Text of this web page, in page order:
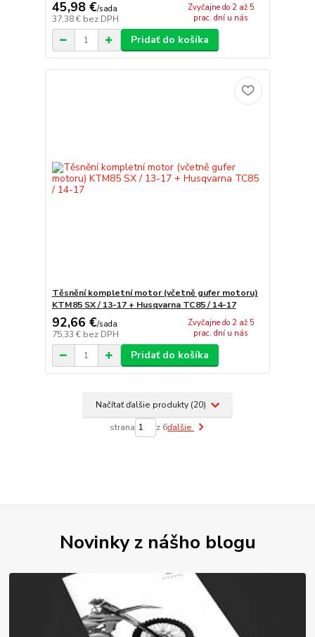
45,98 €/sada
37,38 € bez DPH
Zvyčajne do 2 až 5
prac. dní u nás
Pridať do košíka
Těsnění kompletní motor (včetně gufer motoru)
KTM85 SX / 13-17 + Husqvarna TC85 / 14-17
92,66 €/sada
75,33 € bez DPH
Zvyčajne do 2 až 5
prac. dní u nás
Pridať do košíka
Načítať ďalšie produkty (20)
strana z 6ďalšie
Novinky z nášho blogu